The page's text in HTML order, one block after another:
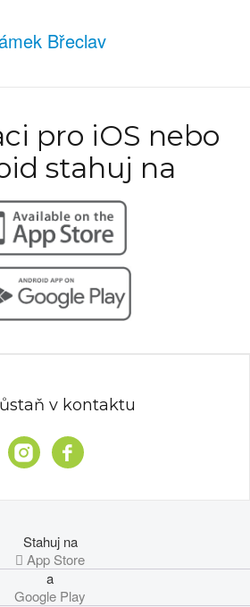
Břeclav
pro iOS nebo
stahuj na
v kontaktu
Stahuj na
 App Store
a
Google Play